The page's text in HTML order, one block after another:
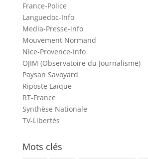
France-Police
Languedoc-Info
Media-Presse-info
Mouvement Normand
Nice-Provence-Info
OJIM (Observatoire du Journalisme)
Paysan Savoyard
Riposte Laïque
RT-France
Synthèse Nationale
TV-Libertés
Mots clés